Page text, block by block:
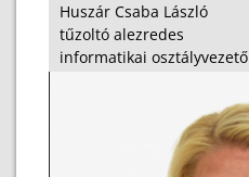
Huszár Csaba László
tűzoltó alezredes
informatikai osztályvezető